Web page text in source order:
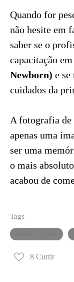
Quando for
não hesite em
saber se o
capacitação em
Newborn) e
cuidados da
A fotografia de
apenas uma
ser uma
o mais
acabou de
Tags
8 Curtir